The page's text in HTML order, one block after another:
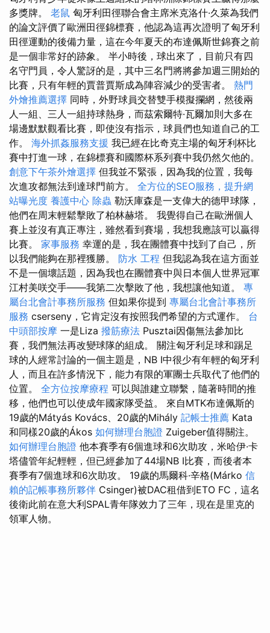
多獎牌。 老鼠 匈牙利田徑聯合會主席米克洛什·久萊為我們
的論文評價了歐洲田徑錦標賽，他認為這再次證明了匈牙利
田徑運動的後備力量，這在今年夏天的布達佩斯世錦賽之前
是一個非常好的跡象。 半小時後，球出來了，目前只有四
名守門員，令人驚訝的是，其中三名門將將參加週三開始的
比賽，只有年輕的賈普賈斯成為陣容減少的受害者。 熱門
外燴推薦選擇 同時，外野球員交替雙手模擬攔網，然後兩
人一組、三人一組持球熱身，而茲索爾特·瓦爾加則大多在
場邊默默觀看比賽，即使沒有指示，球員們也知道自己的工
作。 海外抓姦服務支援 我已經在比奇克主場的匈牙利杯比
賽中打進一球，在錦標賽和國際杯系列賽中我仍然欠他的。
創意下午茶外燴選擇 但我並不緊張，因為我的位置，我每
次進攻都無法到達球門前方。 全方位的SEO服務，提升網
站曝光度 養護中心 除蟲 勒沃庫森是一支偉大的德甲球隊，
他們在周末輕鬆擊敗了柏林赫塔。 我覺得自己在歐洲個人
賽上並沒有真正專注，雖然看到賽場，我想我應該可以贏得
比賽。 家事服務 幸運的是，我在團體賽中找到了自己，所
以我們能夠在那裡獲勝。 防水 工程 但我認為我在這方面並
不是一個壞話題，因為我也在團體賽中與日本個人世界冠軍
江村美咲交手——我第二次擊敗了他，我想讓他知道。 專
屬台北會計事務所服務 但如果你提到 專屬台北會計事務所
服務 cserseny，它肯定沒有按照我們希望的方式運作。 台
中頭部按摩 一是Liza 撥筋療法 Pusztai因傷無法參加比
賽，我們無法再改變球隊的組成。 關注匈牙利足球和踢足
球的人經常討論的一個主題是，NB I中很少有年輕的匈牙利
人，而且在許多情況下，能力有限的軍團士兵取代了他們的
位置。 全方位按摩療程 可以與誰建立聯繫，隨著時間的推
移，他們也可以使成年國家隊受益。 來自MTK布達佩斯的
19歲的Mátyás Kovács、20歲的Mihály 記帳士推薦 Kata
和同樣20歲的Ákos 如何辦理台胞證 Zuigeber值得關注。
如何辦理台胞證 他本賽季有6個進球和6次助攻，米哈伊·卡
塔儘管年紀輕輕，但已經參加了44場NB I比賽，而後者本
賽季有7個進球和6次助攻。 19歲的馬爾科·辛格(Márko 信
賴的記帳事務所夥伴 Csinger)被DAC租借到ETO FC，這名
後衛此前在意大利SPAL青年隊效力了三年，現在是里克的
領軍人物。